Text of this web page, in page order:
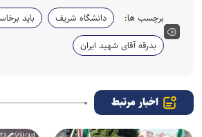
برچسب ها: دانشگاه شریف
باید
بدرقه آقای شهید ایران
اخبار مرتبط